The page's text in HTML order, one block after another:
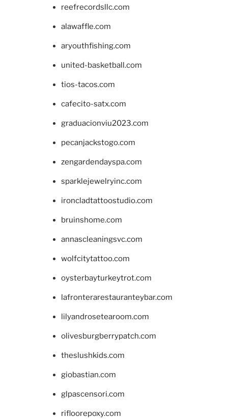
reefrecordsllc.com
alawaffle.com
aryouthfishing.com
united-basketball.com
tios-tacos.com
cafecito-satx.com
graduacionviu2023.com
pecanjackstogo.com
zengardendayspa.com
sparklejewelryinc.com
ironcladtattoostudio.com
bruinshome.com
annascleaningsvc.com
wolfcitytattoo.com
oysterbayturkeytrot.com
lafronterarestauranteybar.com
lilyandrosetearoom.com
olivesburgberrypatch.com
theslushkids.com
giobastian.com
glpascensori.com
rifloorepoxy.com